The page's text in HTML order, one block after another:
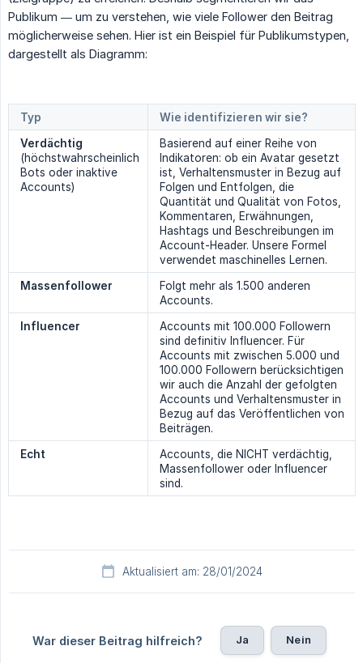
Publikum — um zu verstehen, wie viele Follower den Beitrag
möglicherweise sehen. Hier ist ein Beispiel für Publikumstypen,
dargestellt als Diagramm:
Typ
Wie identifizieren wir sie?
Verdächtig
(höchstwahrscheinlich
Bots oder inaktive
Accounts)
Basierend auf einer Reihe von
Indikatoren: ob ein Avatar gesetzt
ist, Verhaltensmuster in Bezug auf
Folgen und Entfolgen, die
Quantität und Qualität von Fotos,
Kommentaren, Erwähnungen,
Hashtags und Beschreibungen im
Account-Header. Unsere Formel
verwendet maschinelles Lernen.
Massenfollower
Folgt mehr als 1.500 anderen
Accounts.
Influencer
Accounts mit 100.000 Followern
sind definitiv Influencer. Für
Accounts mit zwischen 5.000 und
100.000 Followern berücksichtigen
wir auch die Anzahl der gefolgten
Accounts und Verhaltensmuster in
Bezug auf das Veröffentlichen von
Beiträgen.
Echt
Accounts, die NICHT verdächtig,
Massenfollower oder Influencer
sind.
Aktualisiert am: 28/01/2024
War dieser Beitrag hilfreich? Ja Nein